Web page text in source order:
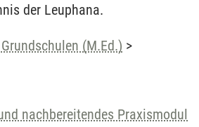
der Leuphana.
(M.Ed.) >
nachbereitendes Praxismodul